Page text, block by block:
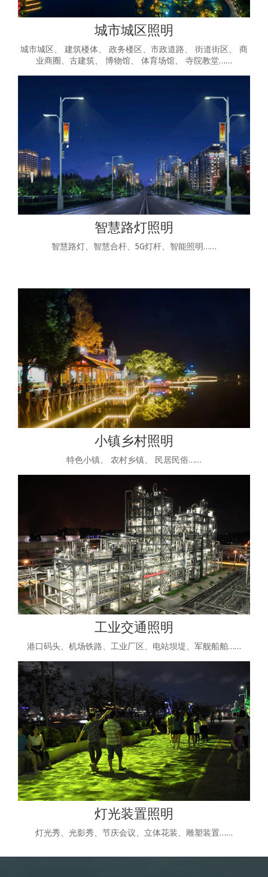
城市城区照明
城市城区、 建筑楼体、 政务楼区、市政道路、 街道街区、 商
业商圈、古建筑、 博物馆、 体育场馆、 寺院教堂……
智慧路灯照明
智慧路灯、智慧合杆、5G灯杆、智能照明……
小镇乡村照明
特色小镇、 农村乡镇、 民居民俗……
工业交通照明
港口码头、机场铁路、工业厂区、电站坝堤、军舰船舶……
灯光装置照明
灯光秀、光影秀、节庆会议、立体花装、雕塑装置……